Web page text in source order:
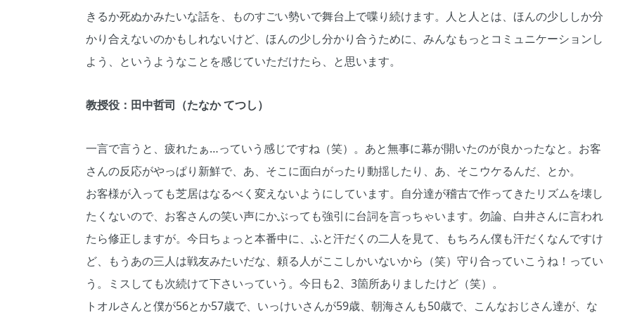
きるか死ぬかみたいな話を、ものすごい勢いで舞台上で喋り続けます。人と人とは、ほんの少ししか分
かり合えないのかもしれないけど、ほんの少し分かり合うために、みんなもっとコミュニケーションし
よう、というようなことを感じていただけたら、と思います。
教授役：田中哲司（たなか てつし）
一言で言うと、疲れたぁ…っていう感じですね（笑）。あと無事に幕が開いたのが良かったなと。お客
さんの反応がやっぱり新鮮で、あ、そこに面白がったり動揺したり、あ、そこウケるんだ、とか。
お客様が入っても芝居はなるべく変えないようにしています。自分達が稽古で作ってきたリズムを壊し
たくないので、お客さんの笑い声にかぶっても強引に台詞を言っちゃいます。勿論、白井さんに言われ
たら修正しますが。今日ちょっと本番中に、ふと汗だくの二人を見て、もちろん僕も汗だくなんですけ
ど、もうあの三人は戦友みたいだな、頼る人がここしかいないから（笑）守り合っていこうね！ってい
う。ミスしても次続けて下さいっていう。今日も2、3箇所ありましたけど（笑）。
トオルさんと僕が56とか57歳で、いっけいさんが59歳、朝海さんも50歳で、こんなおじさん達が、な